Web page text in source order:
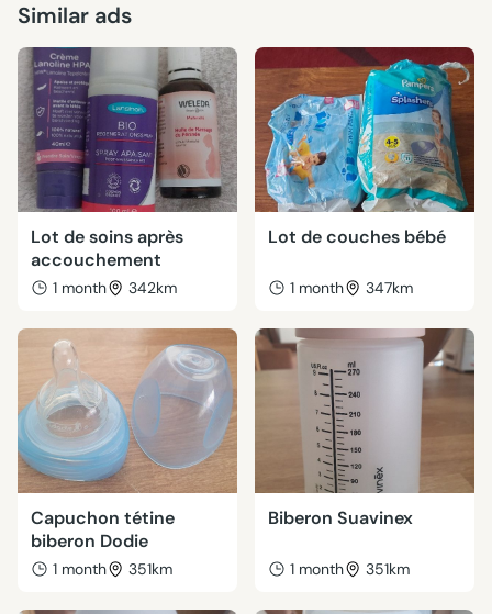
Similar ads
Lot de soins après
accouchement
1 month 342km
Lot de couches bébé
1 month 347km
Capuchon tétine
biberon Dodie
1 month 351km
Biberon Suavinex
1 month 351km